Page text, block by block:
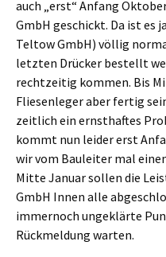
auch „erst“ Anfang
GmbH geschickt. Da ist es
Teltow GmbH) völlig
letzten Drücker bestellt
rechtzeitig kommen. Bis
Fliesenleger aber fertig
zeitlich ein ernsthaftes
kommt nun leider erst
wir vom Bauleiter mal
Mitte Januar sollen die
GmbH Innen alle
immernoch ungeklärte
Rückmeldung warten.